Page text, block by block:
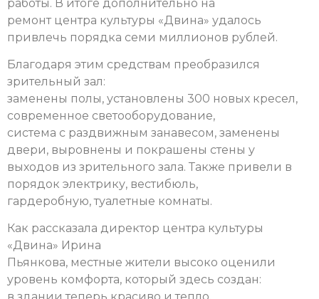
работы. В итоге дополнительно на
ремонт центра культуры «Двина» удалось
привлечь порядка семи миллионов рублей.
Благодаря этим средствам преобразился
зрительный зал:
заменены полы, установлены 300 новых кресел,
современное светооборудование,
система с раздвижным занавесом, заменены
двери, выровнены и покрашены стены у
выходов из зрительного зала. Также привели в
порядок электрику, вестибюль,
гардеробную, туалетные комнаты.
Как рассказала директор центра культуры
«Двина» Ирина
Пьянкова, местные жители высоко оценили
уровень комфорта, который здесь создан: